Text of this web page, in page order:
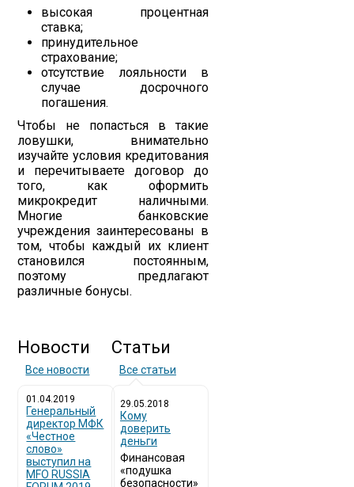
высокая процентная
ставка;
принудительное
страхование;
отсутствие лояльности в
случае досрочного
погашения.
Чтобы не попасться в такие
ловушки, внимательно
изучайте условия кредитования
и перечитываете договор до
того, как оформить
микрокредит наличными.
Многие банковские
учреждения заинтересованы в
том, чтобы каждый их клиент
становился постоянным,
поэтому предлагают
различные бонусы.
Новости
Все новости
01.04.2019
Генеральный
директор МФК
«Честное
слово»
выступил на
MFO RUSSIA
Статьи
Все статьи
29.05.2018
Кому
доверить
деньги
Финансовая
«подушка
безопасности»